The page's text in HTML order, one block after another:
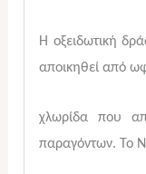
Η οξειδωτική
αποικηθεί από
χλωρίδα που
παραγόντων. Το